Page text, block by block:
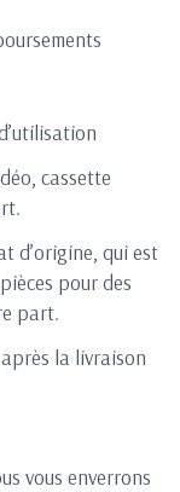
cassette
d’origine, qui est
pour des
part.
la livraison
vous enverrons